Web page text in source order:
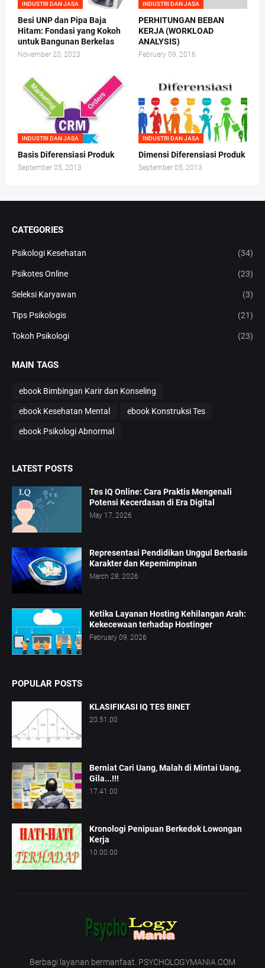
INDUSTRI DAN JASA
Besi UNP dan Pipa Baja
Hitam: Fondasi yang Kokoh
untuk Bangunan Berkelas
November 20, 2023
INDUSTRI DAN JASA
PERHITUNGAN BEBAN
KERJA (WORKLOAD
ANALYSIS)
February 09, 2016
INDUSTRI DAN JASA
Basis Diferensiasi Produk
September 05, 2013
INDUSTRI DAN JASA
Dimensi Diferensiasi Produk
September 05, 2013
CATEGORIES
Psikologi Kesehatan (34)
Psikotes Online (23)
Seleksi Karyawan (3)
Tips Psikologis (21)
Tokoh Psikologi (23)
MAIN TAGS
ebook Bimbingan Karir dan Konseling
ebook Kesehatan Mental ebook Konstruksi Tes
ebook Psikologi Abnormal
LATEST POSTS
Tes IQ Online: Cara Praktis Mengenali
Potensi Kecerdasan di Era Digital
May 17, 2026
Representasi Pendidikan Unggul Berbasis
Karakter dan Kepemimpinan
March 28, 2026
Ketika Layanan Hosting Kehilangan Arah:
Kekecewaan terhadap Hostinger
February 09, 2026
POPULAR POSTS
KLASIFIKASI IQ TES BINET
20.51.00
Berniat Cari Uang, Malah di Mintai Uang,
Gila...!!!
17.41.00
Kronologi Penipuan Berkedok Lowongan
Kerja
10.00.00
Berbagi layanan bermanfaat. PSYCHOLOGYMANIA.COM